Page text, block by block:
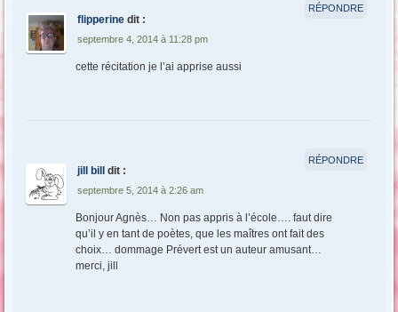
flipperine dit :
septembre 4, 2014 à 11:28 pm
cette récitation je l’ai apprise aussi
RÉPONDRE
jill bill dit :
septembre 5, 2014 à 2:26 am
Bonjour Agnès… Non pas appris à l’école…. faut dire
qu’il y en tant de poètes, que les maîtres ont fait des
choix… dommage Prévert est un auteur amusant…
merci, jill
RÉPONDRE